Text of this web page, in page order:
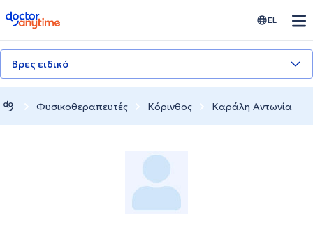
doctoranytime EL
Βρες ειδικό
Φυσικοθεραπευτές Κόρινθος Καράλη Αντωνία